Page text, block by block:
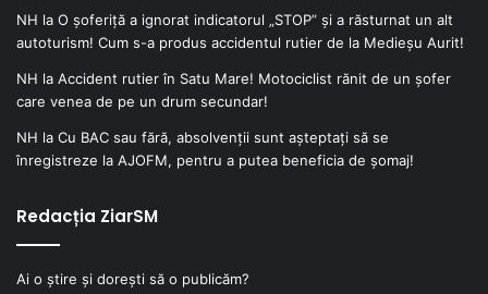
NH la O șoferiță a ignorat indicatorul „STOP” și a răsturnat un alt
autoturism! Cum s-a produs accidentul rutier de la Medieșu Aurit!
NH la Accident rutier în Satu Mare! Motociclist rănit de un șofer
care venea de pe un drum secundar!
NH la Cu BAC sau fără, absolvenții sunt așteptați să se
înregistreze la AJOFM, pentru a putea beneficia de șomaj!
Redacția ZiarSM
Ai o știre și dorești să o publicăm?